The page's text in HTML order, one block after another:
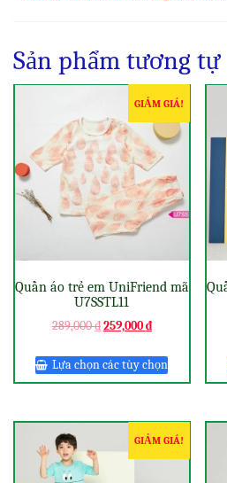
Sản phẩm tương tự
GIẢM GIÁ!
Quần áo trẻ em UniFriend mã
U7SSTL11
289,000₫259,000₫
Lựa chọn các tùy chọn
GIẢM GIÁ!